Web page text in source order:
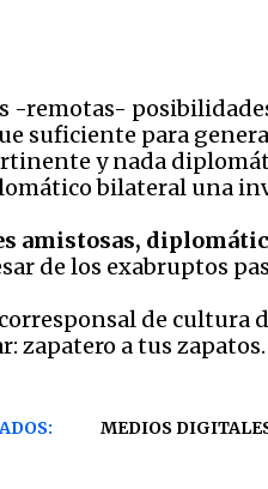
-remotas-
suficiente para
y nada
bilateral una
amistosas,
de los exabruptos
de cultura
zapatero a tus zapatos.
MEDIOS